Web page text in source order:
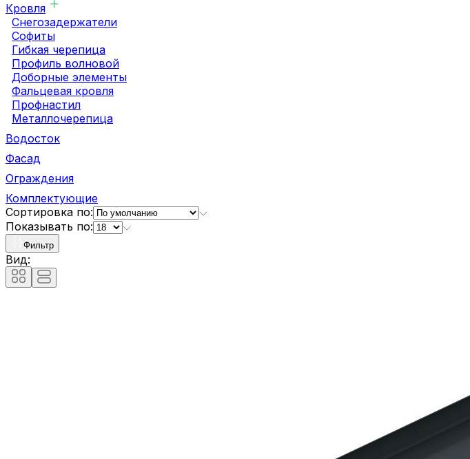
Кровля
Снегозадержатели
Софиты
Гибкая черепица
Профиль волновой
Доборные элементы
Фальцевая кровля
Профнастил
Металлочерепица
Водосток
Фасад
Ограждения
Комплектующие
Сортировка по:
Показывать по:
Фильтр
Вид: